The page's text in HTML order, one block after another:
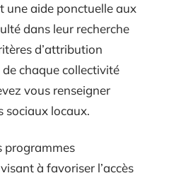
une aide ponctuelle aux
dans leur recherche
d’attribution
chaque collectivité
vous renseigner
sociaux locaux.
programmes
à favoriser l’accès